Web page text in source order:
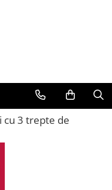
cu 3 trepte de